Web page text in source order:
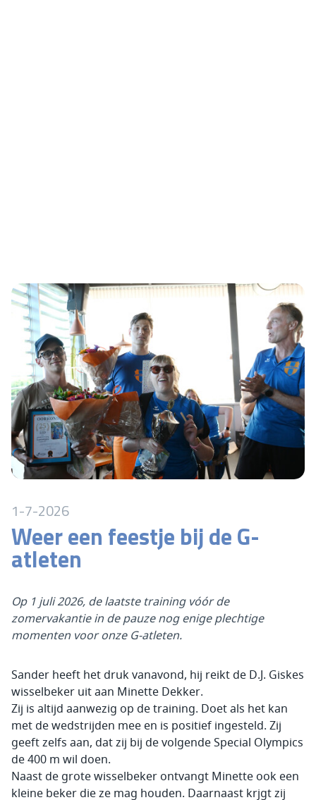
1-7-2026
Weer een feestje bij de G-
atleten
Op 1 juli 2026, de laatste training vóór de
zomervakantie in de pauze nog enige plechtige
momenten voor onze G-atleten.
Sander heeft het druk vanavond, hij reikt de D.J. Giskes
wisselbeker uit aan Minette Dekker.
Zij is altijd aanwezig op de training. Doet als het kan
met de wedstrijden mee en is positief ingesteld. Zij
geeft zelfs aan, dat zij bij de volgende Special Olympics
de 400 m wil doen.
Naast de grote wisselbeker ontvangt Minette ook een
kleine beker die ze mag houden. Daarnaast krjgt zij